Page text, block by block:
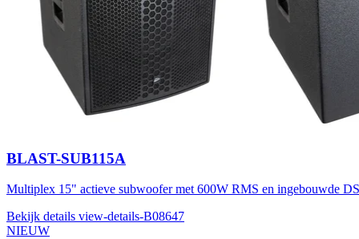
BLAST-SUB115A
Multiplex 15" actieve subwoofer met 600W RMS en ingebouwde
Bekijk details view-details-B08647
NIEUW